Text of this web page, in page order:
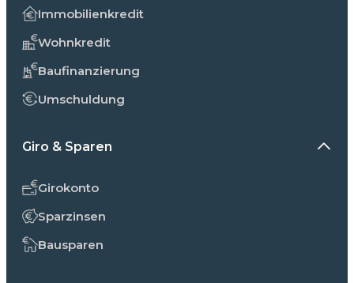
Immobilienkredit
Wohnkredit
Baufinanzierung
Umschuldung
Giro & Sparen
Girokonto
Sparzinsen
Bausparen